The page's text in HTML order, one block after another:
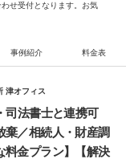
せ受付となります。お気
事例紹介 料金表
津オフィス
司法書士と連携可
棄／相続人・財産調
料金プラン】【解決